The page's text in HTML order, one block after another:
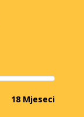
18 Mjeseci